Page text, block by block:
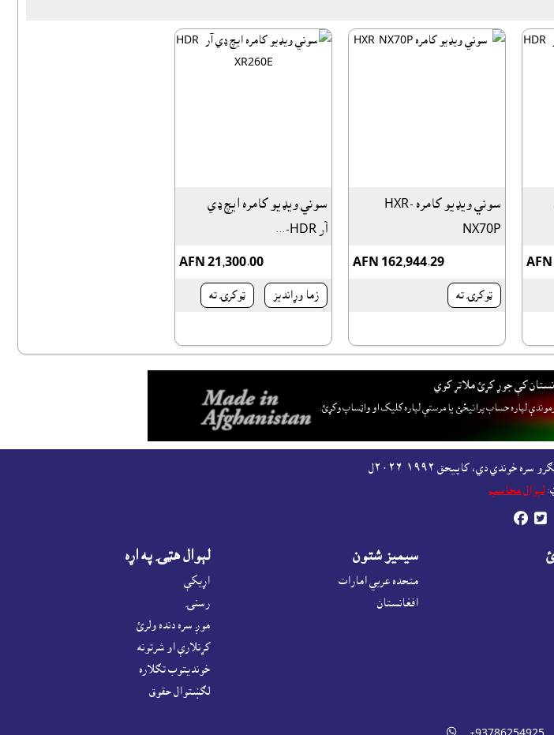
AFN
سوني ويډيو کامره HXR-
NX70P
AFN 162,944.29
ټوکرۍ ته
سوني ويډيو کامره ايچ ډي
آر HDR-...
AFN 21,300.00
زما وړانديز ټوکرۍ ته
کې جوړ کړئ ملاتړ کوي
لپاره حساب پرانيځئ يا مرستې لپاره کليک او واټساپ وکړئ.
خوندي دي، کاپيحق ١٩٩٢-٢٠٢٦ل
لېوال محاسب
 
سيميز شتون
متحده عربي امارات
افغانستان
لېوال هټۍ په اړه
اړيکې
رسنۍ
موږ سره دنده ولرئ
کړنلارې او شرتونه
خونديتوب تګلاره
لګښتوال حقوق
